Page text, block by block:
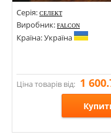
Серія: СЕЛЕКТ
Виробник: FALCON
Країна: Україна
Ціна товарів від: 1